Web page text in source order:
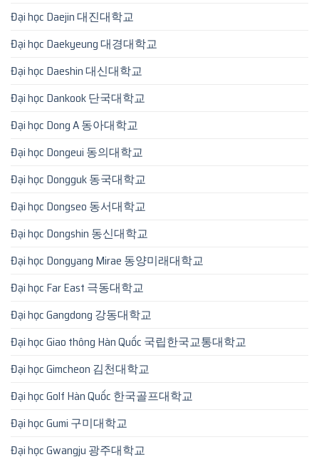
Đại học Daejin 대진대학교
Đại học Daekyeung 대경대학교
Đại học Daeshin 대신대학교
Đại học Dankook 단국대학교
Đại học Dong A 동아대학교
Đại học Dongeui 동의대학교
Đại học Dongguk 동국대학교
Đại học Dongseo 동서대학교
Đại học Dongshin 동신대학교
Đại học Dongyang Mirae 동양미래대학교
Đại học Far East 극동대학교
Đại học Gangdong 강동대학교
Đại học Giao thông Hàn Quốc 국립한국교통대학교
Đại học Gimcheon 김천대학교
Đại học Golf Hàn Quốc 한국골프대학교
Đại học Gumi 구미대학교
Đại học Gwangju 광주대학교